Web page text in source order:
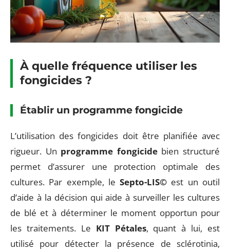
À quelle fréquence utiliser les
fongicides ?
Établir un programme fongicide
L’utilisation des fongicides doit être planifiée avec
rigueur. Un programme fongicidebien structuré
permet d’assurer une protection optimale des
cultures. Par exemple, leSepto-LIS© est un outil
d’aide à la décision qui aide à surveiller les cultures
de blé et à déterminer le moment opportun pour
les traitements. Le KIT Pétales, quant à lui, est
utilisé pour détecter la présence de sclérotinia,